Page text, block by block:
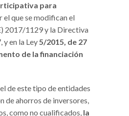
para
el que se modifican el
2017/1129 y la Directiva
en la Ley5/2015, de 27
de la financiación
de este tipo de entidades
de ahorros de inversores,
como no cualificados, la